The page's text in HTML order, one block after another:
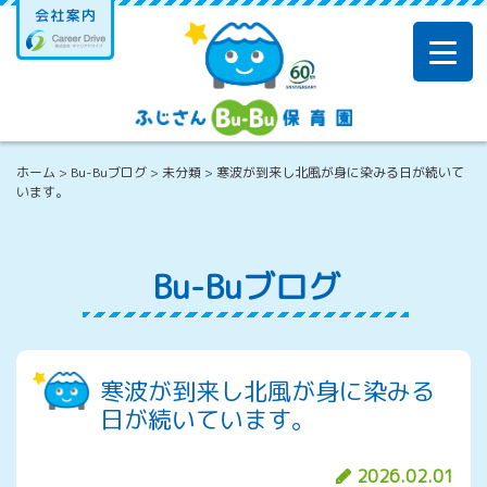
Skip
content
ホーム > Bu-Buブログ > 未分類 > 寒波が到来し北風が身に染みる日が続いて
います。
Bu-Buブログ
寒波が到来し北風が身に染みる
日が続いています。
2026.02.01